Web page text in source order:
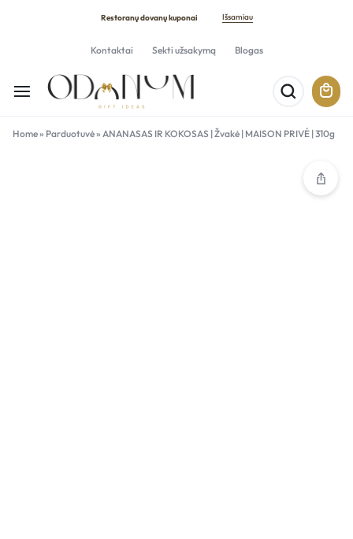
Restoranų dovanų kuponai Išsamiau
Kontaktai Sekti užsakymą Blogas
Home» Parduotuvė» ANANASAS IR KOKOSAS | Žvakė | MAISON PRIVÉ | 310g